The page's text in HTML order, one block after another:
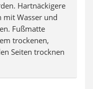
Hartnäckigere
mit Wasser und
Fußmatte
trockenen,
Seiten trocknen